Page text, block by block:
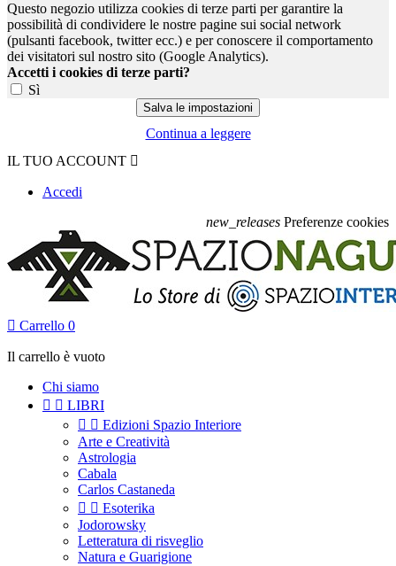
Questo negozio utilizza cookies di terze parti per garantire la
possibilità di condividere le nostre pagine sui social network
(pulsanti facebook, twitter ecc.) e per conoscere il comportamento
dei visitatori sul nostro sito (Google Analytics).
Accetti i cookies di terze parti?
Sì
Continua a leggere
IL TUO ACCOUNT 
Accedi
new_releases Preferenze cookies
 Carrello 0
Il carrello è vuoto
Chi siamo
  LIBRI
  Edizioni Spazio Interiore
Arte e Creatività
Astrologia
Cabala
Carlos Castaneda
  Esoterika
Jodorowsky
Letteratura di risveglio
Natura e Guarigione